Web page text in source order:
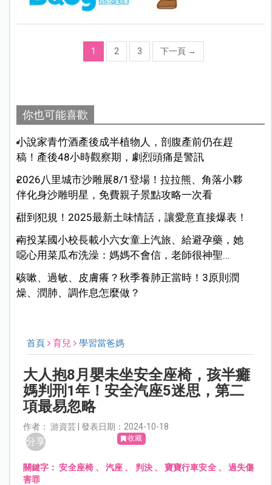
1 2 3 下一頁 →
你也可能喜歡
小說家青竹酒產後成半植物人，剖腹產前仍在趕
稿！產後48小時觀察期，劇烈頭痛是警訊
2026八里城市沙雕展8/1登場！拉拉熊、角落小夥
伴化身沙雕明星，免費親子景點攻略一次看
甜到犯規！2025最新土味情話，讓愛意直接爆表！
南投某國小校長載小六女童上汽旅、給避孕藥，她
噁心用菜瓜布洗澡：媽媽不會信，老師很神聖…
咳嗽、過敏、皮膚癢？秋季養肺正當時！3原則潤
燥、潤肺、調作息怎麼做？
首頁 育兒 學習當爸媽
大人抱8月嬰未坐安全座椅，孩半癱
媽判刑1年！安全汽座5迷思，第二
項最易忽略
作者： 游資芸 | 發表日期：2024-10-18
分享 收藏
關鍵字：安全座椅、汽座 、 判決、寶寶行車安全、 過失傷
害罪